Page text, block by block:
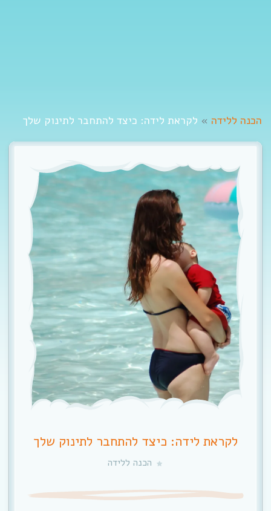
הכנה ללידה » לקראת לידה: כיצד להתחבר לתינוק שלך
לקראת לידה: כיצד להתחבר לתינוק שלך
הכנה ללידה